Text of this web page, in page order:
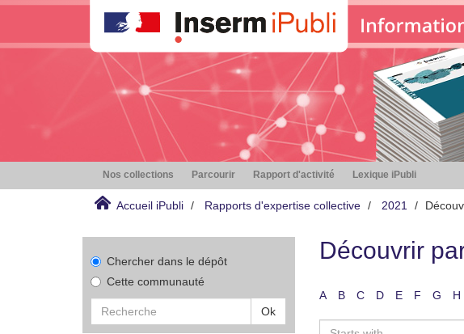
Nos collections Parcourir Rapport d'activité Lexique iPubli
Accueil iPubli Rapports d'expertise collective 2021
Chercher dans le dépôt
Cette communauté
Ok
Découvrir
A B C D E F G H